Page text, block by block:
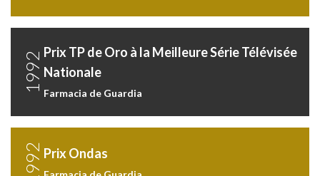
1992 Prix TP de Oro à la Meilleure Série Télévisée
Nationale
Farmacia de Guardia
1992 Prix Ondas